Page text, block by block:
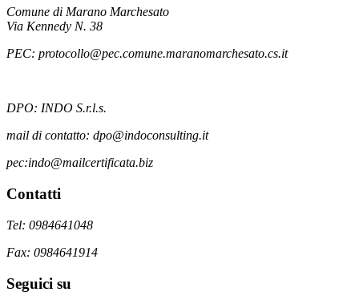
Comune di Marano Marchesato
Via Kennedy N. 38
PEC: protocollo@pec.comune.maranomarchesato.cs.it
DPO: INDO S.r.l.s.
mail di contatto: dpo@indoconsulting.it
pec:indo@mailcertificata.biz
Contatti
Tel: 0984641048
Fax: 0984641914
Seguici su